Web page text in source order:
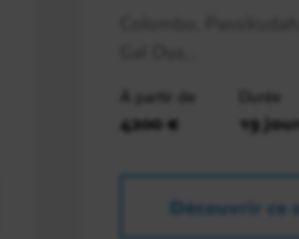
À partir de
4200 €
Durée
19
Découvrir ce